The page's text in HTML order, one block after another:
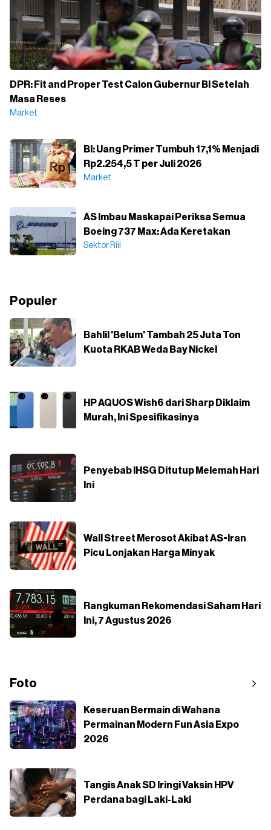
DPR: Fit and Proper Test Calon Gubernur BI Setelah
Masa Reses
Market
BI: Uang Primer Tumbuh 17,1% Menjadi
Rp2.254,5 T per Juli 2026
Market
AS Imbau Maskapai Periksa Semua
Boeing 737 Max: Ada Keretakan
Sektor Riil
Populer
Bahlil 'Belum' Tambah 25 Juta Ton
Kuota RKAB Weda Bay Nickel
HP AQUOS Wish6 dari Sharp Diklaim
Murah, Ini Spesifikasinya
Penyebab IHSG Ditutup Melemah Hari
Ini
Wall Street Merosot Akibat AS-Iran
Picu Lonjakan Harga Minyak
Rangkuman Rekomendasi Saham Hari
Ini, 7 Agustus 2026
Foto
Keseruan Bermain di Wahana
Permainan Modern Fun Asia Expo
2026
Tangis Anak SD Iringi Vaksin HPV
Perdana bagi Laki-Laki